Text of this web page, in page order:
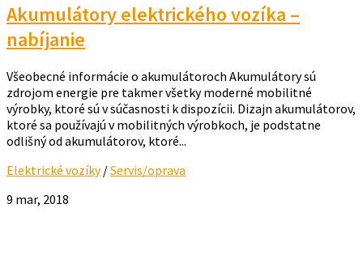
Akumulátory elektrického vozíka –
nabíjanie
Všeobecné informácie o akumulátoroch Akumulátory sú
zdrojom energie pre takmer všetky moderné mobilitné
výrobky, ktoré sú v súčasnosti k dispozícii. Dizajn akumulátorov,
ktoré sa používajú v mobilitných výrobkoch, je podstatne
odlišný od akumulátorov, ktoré...
Elektrické vozíky/Servis/oprava
9 mar, 2018